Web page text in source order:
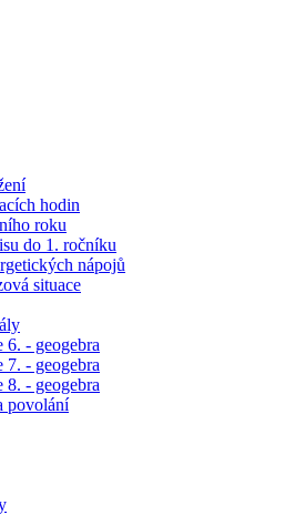
hodin
roku
do 1. ročníku
nápojů
situace
6. - geogebra
7. - geogebra
8. - geogebra
povolání